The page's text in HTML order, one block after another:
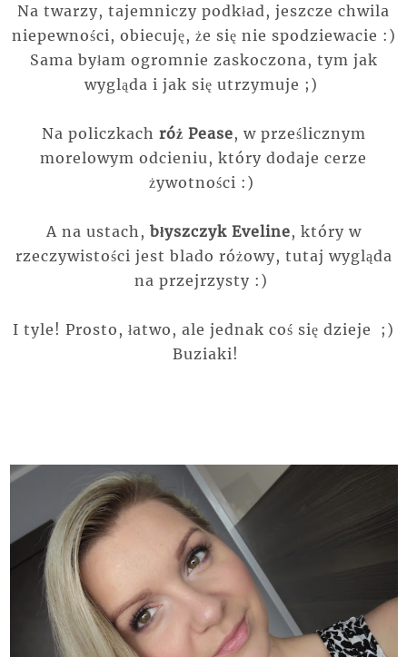
Na twarzy, tajemniczy podkład, jeszcze chwila
niepewności, obiecuję, że się nie spodziewacie :)
Sama byłam ogromnie zaskoczona, tym jak
wygląda i jak się utrzymuje ;)
Na policzkach róż Pease, w prześlicznym
morelowym odcieniu, który dodaje cerze
żywotności :)
A na ustach, błyszczyk Eveline, który w
rzeczywistości jest blado różowy, tutaj wygląda
na przejrzysty :)
I tyle! Prosto, łatwo, ale jednak coś się dzieje ;)
Buziaki!